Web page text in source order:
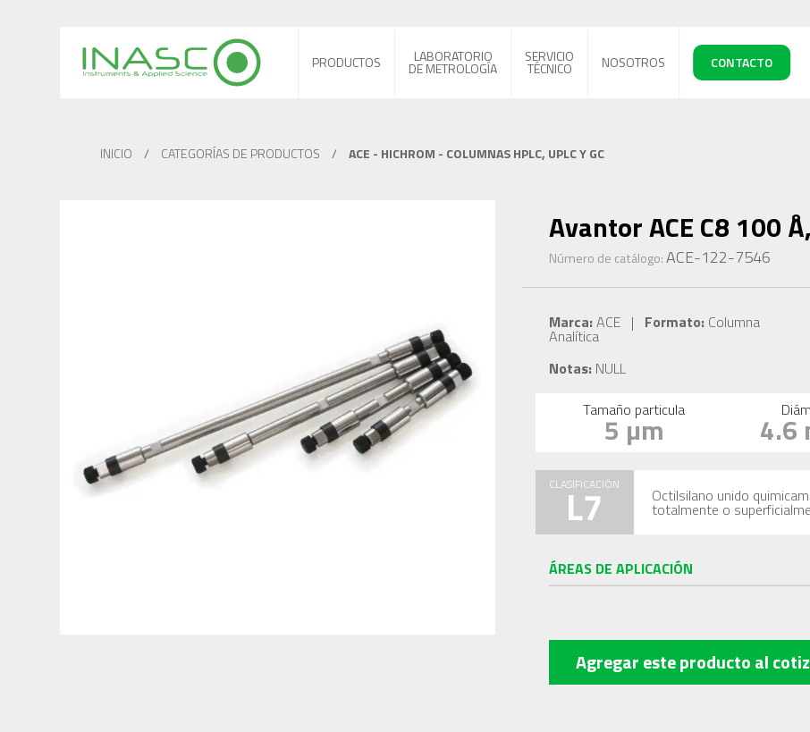
PRODUCTOS LABORATORIO
DE METROLOGÍA
SERVICIO
TÉCNICO NOSOTROS CONTACTO
INICIO / CATEGORÍAS DE PRODUCTOS / ACE - HICHROM - COLUMNAS HPLC, UPLC Y GC
Avantor ACE C8 100
Número de catálogo:ACE-122-7546
Marca:ACE | Formato:Columna
Analítica
Notas:NULL
Tamaño particula
5 µm 4.6
CLASIFICACIÓN
L7 Octilsilano unido
totalmente o
ÁREAS DE APLICACIÓN
Agregar este productoal